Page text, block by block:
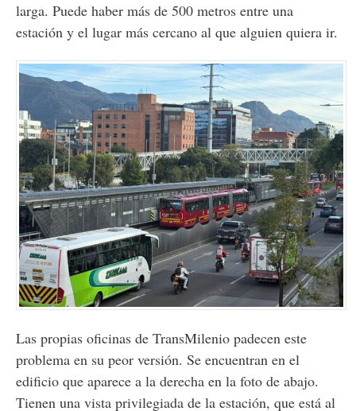
larga. Puede haber más de 500 metros entre una
estación y el lugar más cercano al que alguien quiera ir.
Las propias oficinas de TransMilenio padecen este
problema en su peor versión. Se encuentran en el
edificio que aparece a la derecha en la foto de abajo.
Tienen una vista privilegiada de la estación, que está al